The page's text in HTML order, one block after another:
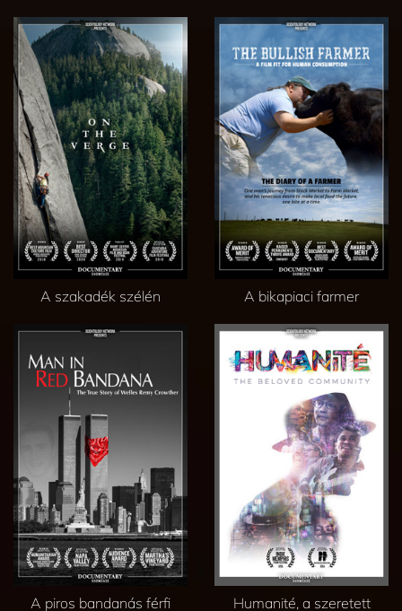
A szakadék szélén A bikapiaci farmer
A piros bandanás férfi Humanité, a szeretett